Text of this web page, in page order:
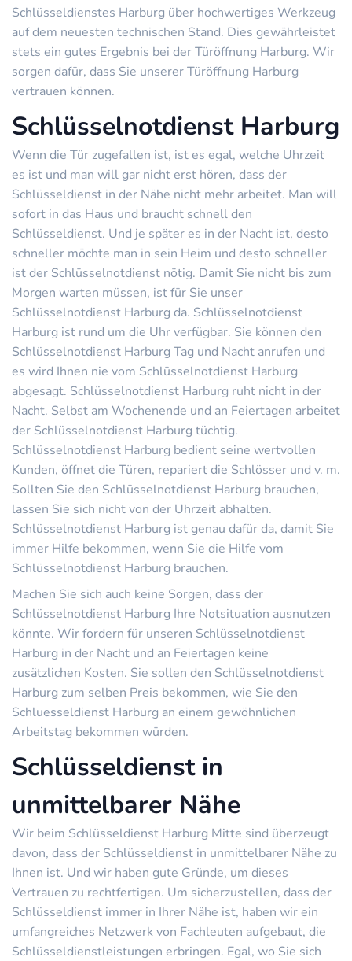
Schlüsseldienstes Harburg über hochwertiges Werkzeug
auf dem neuesten technischen Stand. Dies gewährleistet
stets ein gutes Ergebnis bei der Türöffnung Harburg. Wir
sorgen dafür, dass Sie unserer Türöffnung Harburg
vertrauen können.
Schlüsselnotdienst Harburg
Wenn die Tür zugefallen ist, ist es egal, welche Uhrzeit
es ist und man will gar nicht erst hören, dass der
Schlüsseldienst in der Nähe nicht mehr arbeitet. Man will
sofort in das Haus und braucht schnell den
Schlüsseldienst. Und je später es in der Nacht ist, desto
schneller möchte man in sein Heim und desto schneller
ist der Schlüsselnotdienst nötig. Damit Sie nicht bis zum
Morgen warten müssen, ist für Sie unser
Schlüsselnotdienst Harburg da. Schlüsselnotdienst
Harburg ist rund um die Uhr verfügbar. Sie können den
Schlüsselnotdienst Harburg Tag und Nacht anrufen und
es wird Ihnen nie vom Schlüsselnotdienst Harburg
abgesagt. Schlüsselnotdienst Harburg ruht nicht in der
Nacht. Selbst am Wochenende und an Feiertagen arbeitet
der Schlüsselnotdienst Harburg tüchtig.
Schlüsselnotdienst Harburg bedient seine wertvollen
Kunden, öffnet die Türen, repariert die Schlösser und v. m.
Sollten Sie den Schlüsselnotdienst Harburg brauchen,
lassen Sie sich nicht von der Uhrzeit abhalten.
Schlüsselnotdienst Harburg ist genau dafür da, damit Sie
immer Hilfe bekommen, wenn Sie die Hilfe vom
Schlüsselnotdienst Harburg brauchen.
Machen Sie sich auch keine Sorgen, dass der
Schlüsselnotdienst Harburg Ihre Notsituation ausnutzen
könnte. Wir fordern für unseren Schlüsselnotdienst
Harburg in der Nacht und an Feiertagen keine
zusätzlichen Kosten. Sie sollen den Schlüsselnotdienst
Harburg zum selben Preis bekommen, wie Sie den
Schluesseldienst Harburg an einem gewöhnlichen
Arbeitstag bekommen würden.
Schlüsseldienst in
unmittelbarer Nähe
Wir beim Schlüsseldienst Harburg Mitte sind überzeugt
davon, dass der Schlüsseldienst in unmittelbarer Nähe zu
Ihnen ist. Und wir haben gute Gründe, um dieses
Vertrauen zu rechtfertigen. Um sicherzustellen, dass der
Schlüsseldienst immer in Ihrer Nähe ist, haben wir ein
umfangreiches Netzwerk von Fachleuten aufgebaut, die
Schlüsseldienstleistungen erbringen. Egal, wo Sie sich